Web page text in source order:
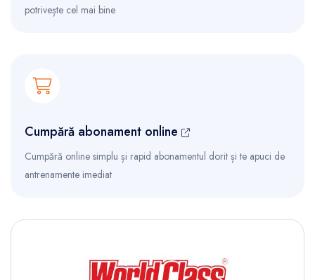
potrivește cel mai bine
Cumpără abonament online
Cumpără online simplu și rapid abonamentul dorit și te apuci de
antrenamente imediat